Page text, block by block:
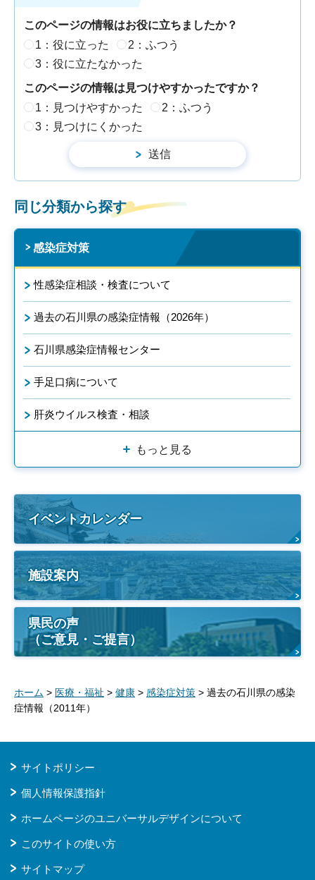
このページの情報はお役に立ちましたか？
1：役に立った
2：ふつう
3：役に立たなかった
このページの情報は見つけやすかったですか？
1：見つけやすかった
2：ふつう
3：見つけにくかった
同じ分類から探す
感染症対策
性感染症相談・検査について
過去の石川県の感染症情報（2026年）
石川県感染症情報センター
手足口病について
肝炎ウイルス検査・相談
もっと見る
イベントカレンダー
施設案内
県民の声
（ご意見・ご提言）
ホーム > 医療・福祉 > 健康 > 感染症対策 > 過去の石川県の感染
症情報（2011年）
サイトポリシー
個人情報保護指針
ホームページのユニバーサルデザインについて
このサイトの使い方
サイトマップ